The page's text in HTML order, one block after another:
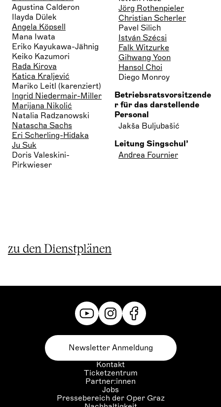
Agustina Calderon
Ilayda Dülek
Angela Köpsell
Mana Iwata
Eriko Kayukawa-Jähnig
Keiko Kazumori
Rada Kirova
Katica Kraljević
Mariko Leitl (karenziert)
Ingrid Niedermair-Miller
Marijana Nikolić
Natalia Radzanowski
Natascha Sachs
Eri Scherling-Hidaka
Ju Suk
Doris Valeskini-
Pirkwieser
Jörg Rothenpieler
Christian Scherler
Pavel Silich
István Szécsi
Falk Witzurke
Gihwang Yoon
Hansol Choi
Diego Monroy
Betriebsratsvorsitzende
r für das darstellende
Personal
Jakša Buljubašić
Leitung Singschul’
Andrea Fournier
zu den Dienstplänen
Kontakt
Ticketzentrum
Partner:innen
Jobs
Pressebereich der Oper Graz
Newsletter Anmeldung